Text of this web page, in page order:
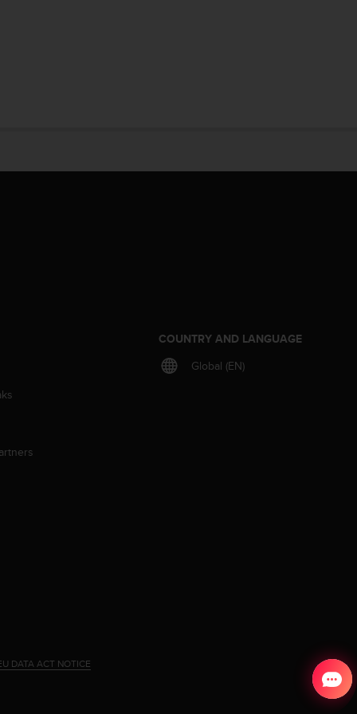
COUNTRY AND LANGUAGE
Global (EN)
DATA ACT NOTICE